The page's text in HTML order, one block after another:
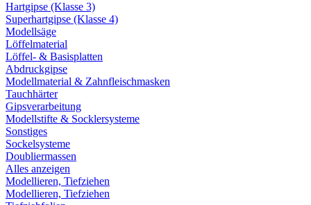
Hartgipse (Klasse 3)
Superhartgipse (Klasse 4)
Modellsäge
Löffelmaterial
Löffel- & Basisplatten
Abdruckgipse
Modellmaterial & Zahnfleischmasken
Tauchhärter
Gipsverarbeitung
Modellstifte & Socklersysteme
Sonstiges
Sockelsysteme
Doubliermassen
Alles anzeigen
Modellieren, Tiefziehen
Modellieren, Tiefziehen